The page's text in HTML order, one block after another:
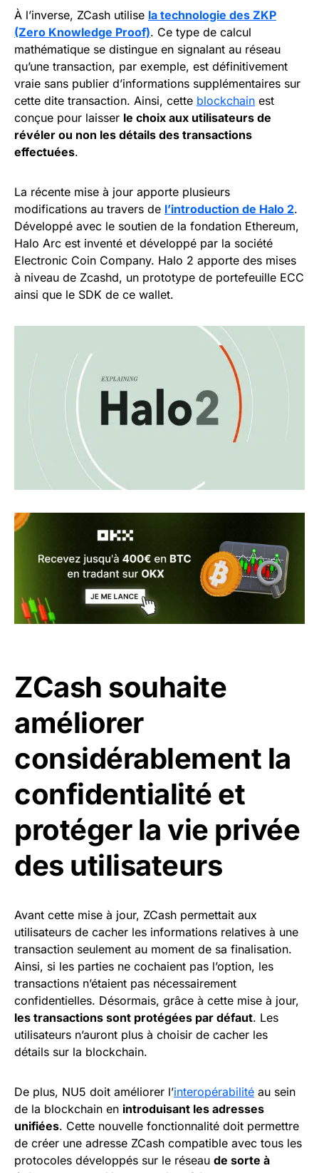
À l’inverse, ZCash utilise la technologie des ZKP
(Zero Knowledge Proof). Ce type de calcul
mathématique se distingue en signalant au réseau
qu’une transaction, par exemple, est définitivement
vraie sans publier d’informations supplémentaires sur
cette dite transaction. Ainsi, cette blockchain est
conçue pour laisser le choix aux utilisateurs de
révéler ou non les détails des transactions
effectuées.
La récente mise à jour apporte plusieurs
modifications au travers de l’introduction de Halo 2.
Développé avec le soutien de la fondation Ethereum,
Halo Arc est inventé et développé par la société
Electronic Coin Company. Halo 2 apporte des mises
à niveau de Zcashd, un prototype de portefeuille ECC
ainsi que le SDK de ce wallet.
ZCash souhaite
améliorer
considérablement la
confidentialité et
protéger la vie privée
des utilisateurs
Avant cette mise à jour, ZCash permettait aux
utilisateurs de cacher les informations relatives à une
transaction seulement au moment de sa finalisation.
Ainsi, si les parties ne cochaient pas l’option, les
transactions n’étaient pas nécessairement
confidentielles. Désormais, grâce à cette mise à jour,
les transactions sont protégées par défaut. Les
utilisateurs n’auront plus à choisir de cacher les
détails sur la blockchain.
De plus, NU5 doit améliorer l’interopérabilité au sein
de la blockchain en introduisant les adresses
unifiées. Cette nouvelle fonctionnalité doit permettre
de créer une adresse ZCash compatible avec tous les
protocoles développés sur le réseau de sorte à